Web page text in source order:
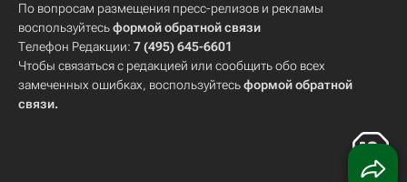
По вопросам размещения пресс-релизов и рекламы
воспользуйтесьформой обратной связи
Телефон Редакции: 7 (495) 645-6601
Чтобы связаться с редакцией или сообщить обо всех
замеченных ошибках, воспользуйтесьформой обратной
связи.